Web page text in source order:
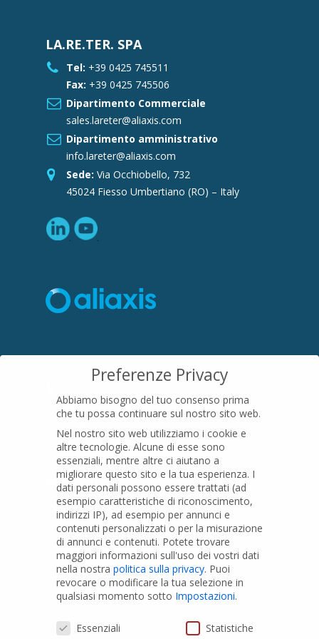
LA.RE.TER. SPA
Tel: +39 0425 745511
Fax: +39 0425 745506
Dipartimento Commerciale
sales.lareter@aliaxis.com
Dipartimento amministrativo
info.lareter@aliaxis.com
Sede: Via Occhiobello, 732
45024 Fiesso Umbertiano (RO) – Italy
16015 Casella (GE) – Italy
01079200299
PRODOTTI
Tubi PVC
Raccordi PVC
Tubi e Raccordi in PVC-A
Pozzi Artesiani
Preferenze Privacy
Abbiamo bisogno del tuo consenso prima
che tu possa continuare sul nostro sito web.
Nel nostro sito web utilizziamo i cookie e
altre tecnologie. Alcune di esse sono
essenziali, mentre altre ci aiutano a
migliorare questo sito e la tua esperienza. I
dati personali possono essere trattati (ad
esempio caratteristiche di riconoscimento,
indirizzi IP), ad esempio per annunci e
contenuti personalizzati o per la misurazione
di annunci e contenuti. Potete trovare
maggiori informazioni sull'uso dei vostri dati
nella nostra politica sulla privacy. Puoi
revocare o modificare la tua selezione in
qualsiasi momento sotto Impostazioni.
Preferenze Privacy
Essenziali Statistiche